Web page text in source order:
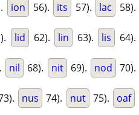
ion 56). its 57). lac 58).
lid 62). lin 63). lis 64).
nil 68). nit 69). nod 70).
nus 74). nut 75). oaf